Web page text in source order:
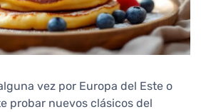
vez por Europa del Este o
probar nuevos clásicos del